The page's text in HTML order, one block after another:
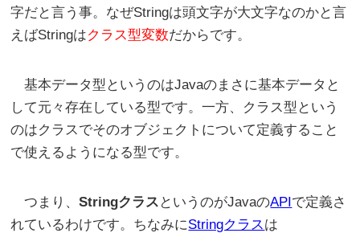
字だと言う事。なぜStringは頭文字が大文字なのかと言
えばStringはクラス型変数だからです。
基本データ型というのはJavaのまさに基本データと
して元々存在している型です。一方、クラス型という
のはクラスでそのオブジェクトについて定義すること
で使えるようになる型です。
つまり、Stringクラス というのがJavaのAPIで定義さ
れているわけです。ちなみにStringクラスは